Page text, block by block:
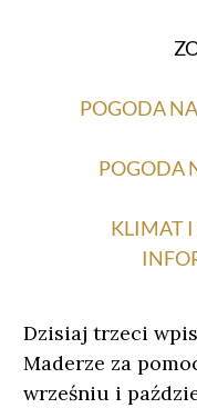
POGODA
POGODA
KLIMAT
Dzisiaj trzeci
Maderze za
wrześniu i